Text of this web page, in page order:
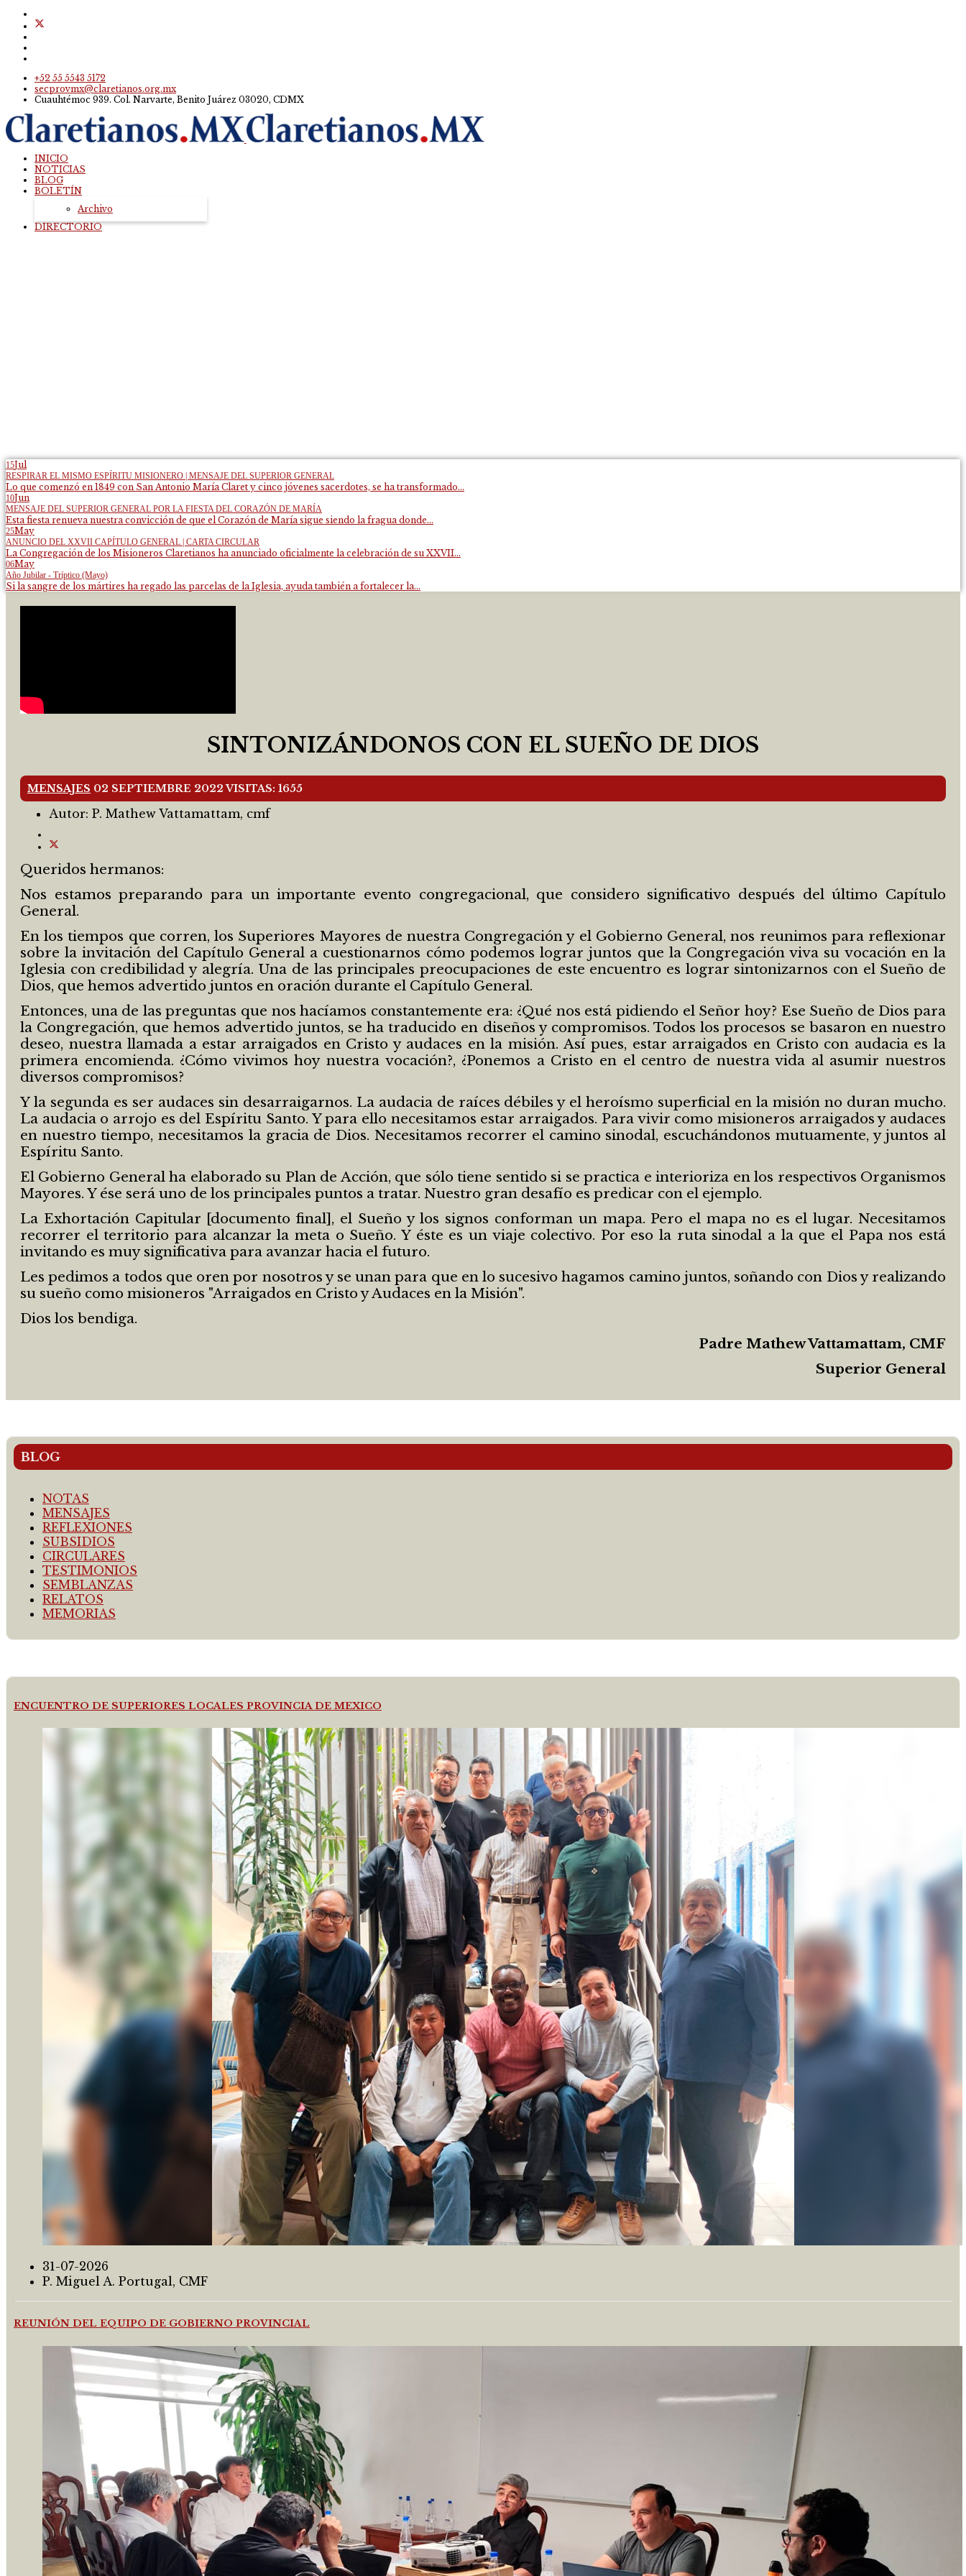
+52 55 5543 5172
secprovmx@claretianos.org.mx
Cuauhtémoc 939. Col. Narvarte, Benito Juárez 03020, CDMX
INICIO
NOTICIAS
BLOG
BOLETÍN
Archivo
DIRECTORIO
15Jul
RESPIRAR EL MISMO ESPÍRITU MISIONERO | MENSAJE DEL SUPERIOR GENERAL
Lo que comenzó en 1849 con San Antonio María Claret y cinco jóvenes sacerdotes, se ha transformado...
10Jun
MENSAJE DEL SUPERIOR GENERAL POR LA FIESTA DEL CORAZÓN DE MARÍA
Esta fiesta renueva nuestra convicción de que el Corazón de María sigue siendo la fragua donde...
25May
ANUNCIO DEL XXVII CAPÍTULO GENERAL | CARTA CIRCULAR
La Congregación de los Misioneros Claretianos ha anunciado oficialmente la celebración de su XXVII...
06May
Año Jubilar - Tríptico (Mayo)
Si la sangre de los mártires ha regado las parcelas de la Iglesia, ayuda también a fortalecer la...
SINTONIZÁNDONOS CON EL SUEÑO DE DIOS
MENSAJES 02 SEPTIEMBRE 2022VISITAS: 1655
Autor: P. Mathew Vattamattam, cmf
Queridos hermanos:
Nos estamos preparando para un importante evento congregacional, que considero significativo después del último Capítulo
General.
En los tiempos que corren, los Superiores Mayores de nuestra Congregación y el Gobierno General, nos reunimos para reflexionar
sobre la invitación del Capítulo General a cuestionarnos cómo podemos lograr juntos que la Congregación viva su vocación en la
Iglesia con credibilidad y alegría. Una de las principales preocupaciones de este encuentro es lograr sintonizarnos con el Sueño de
Dios, que hemos advertido juntos en oración durante el Capítulo General.
Entonces, una de las preguntas que nos hacíamos constantemente era: ¿Qué nos está pidiendo el Señor hoy? Ese Sueño de Dios para
la Congregación, que hemos advertido juntos, se ha traducido en diseños y compromisos. Todos los procesos se basaron en nuestro
deseo, nuestra llamada a estar arraigados en Cristo y audaces en la misión. Así pues, estar arraigados en Cristo con audacia es la
primera encomienda. ¿Cómo vivimos hoy nuestra vocación?, ¿Ponemos a Cristo en el centro de nuestra vida al asumir nuestros
diversos compromisos?
Y la segunda es ser audaces sin desarraigarnos. La audacia de raíces débiles y el heroísmo superficial en la misión no duran mucho.
La audacia o arrojo es del Espíritu Santo. Y para ello necesitamos estar arraigados. Para vivir como misioneros arraigados y audaces
en nuestro tiempo, necesitamos la gracia de Dios. Necesitamos recorrer el camino sinodal, escuchándonos mutuamente, y juntos al
Espíritu Santo.
El Gobierno General ha elaborado su Plan de Acción, que sólo tiene sentido si se practica e interioriza en los respectivos Organismos
Mayores. Y ése será uno de los principales puntos a tratar. Nuestro gran desafío es predicar con el ejemplo.
La Exhortación Capitular [documento final], el Sueño y los signos conforman un mapa. Pero el mapa no es el lugar. Necesitamos
recorrer el territorio para alcanzar la meta o Sueño. Y éste es un viaje colectivo. Por eso la ruta sinodal a la que el Papa nos está
invitando es muy significativa para avanzar hacia el futuro.
Les pedimos a todos que oren por nosotros y se unan para que en lo sucesivo hagamos camino juntos, soñando con Dios y realizando
su sueño como misioneros "Arraigados en Cristo y Audaces en la Misión".
Dios los bendiga.
Padre Mathew Vattamattam, CMF
Superior General
BLOG
NOTAS
MENSAJES
REFLEXIONES
SUBSIDIOS
CIRCULARES
TESTIMONIOS
SEMBLANZAS
RELATOS
MEMORIAS
ENCUENTRO DE SUPERIORES LOCALES PROVINCIA DE MEXICO
31-07-2026
P. Miguel A. Portugal, CMF
REUNIÓN DEL EQUIPO DE GOBIERNO PROVINCIAL